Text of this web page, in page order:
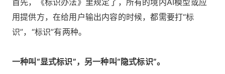
首先，《标识办法》里规定了，所有的境内AI模型或应
用提供方，在给用户输出内容的时候，都需要打“标
识”，“标识”有两种。
一种叫“显式标识”，另一种叫“隐式标识”。